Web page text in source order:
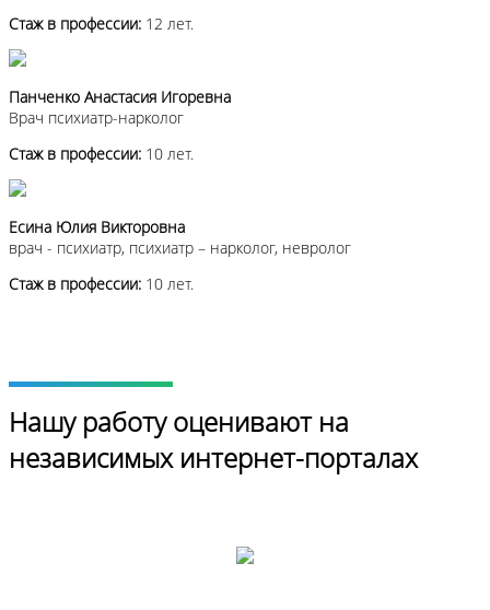
Стаж в профессии: 12 лет.
Панченко Анастасия Игоревна
Врач психиатр-нарколог
Стаж в профессии: 10 лет.
Есина Юлия Викторовна
врач - психиатр, психиатр – нарколог, невролог
Стаж в профессии: 10 лет.
Нашу работу оценивают на
независимых интернет-порталах